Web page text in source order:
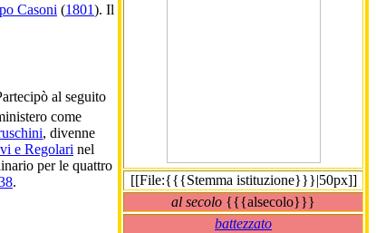
[[File:{{{Stemma istituzione}}}|50px]]
al secolo {{{alsecolo}}}
battezzato
Casoni (1801). Il
al seguito
come
, divenne
e Regolari nel
per le quattro
.